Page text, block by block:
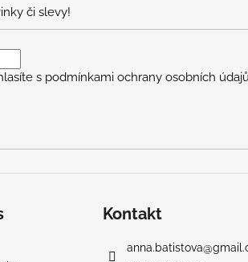
či slevy!
s podmínkami ochrany osobních údajů
Kontakt
anna.batistova@